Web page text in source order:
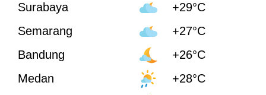
Surabaya
+29°C
Semarang
+27°C
Bandung
+26°C
Medan
+28°C